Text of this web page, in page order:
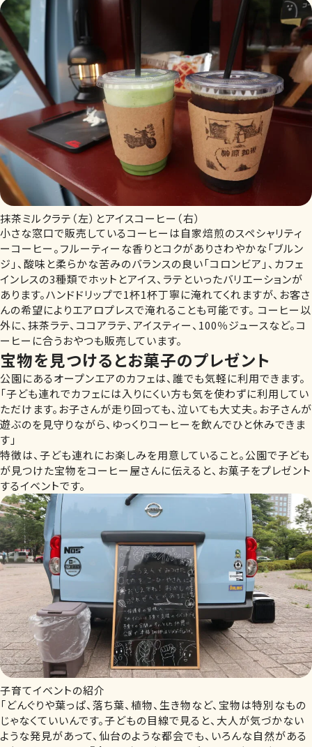
抹茶ミルクラテ（左）とアイスコーヒー（右）
小さな窓口で販売しているコーヒーは自家焙煎のスペシャリティ
ーコーヒー。フルーティーな香りとコクがありさわやかな「ブルン
ジ」、酸味と柔らかな苦みのバランスの良い「コロンビア」、カフェ
インレスの3種類でホットとアイス、ラテといったバリエーションが
あります。ハンドドリップで1杯1杯丁寧に淹れてくれますが、お客さ
んの希望によりエアロプレスで淹れることも可能です。 コーヒー以
外に、抹茶ラテ、ココアラテ、アイスティー、100％ジュースなど。コ
ーヒーに合うおやつも販売しています。
宝物を見つけるとお菓子のプレゼント
公園にあるオープンエアのカフェは、誰でも気軽に利用できます。
「子ども連れでカフェには入りにくい方も気を使わずに利用してい
ただけます。お子さんが走り回っても、泣いても大丈夫。お子さんが
遊ぶのを見守りながら、ゆっくりコーヒーを飲んでひと休みできま
す」
特徴は、子ども連れにお楽しみを用意していること。公園で子ども
が見つけた宝物をコーヒー屋さんに伝えると、お菓子をプレゼント
するイベントです。
子育てイベントの紹介
「どんぐりや葉っぱ、落ち葉、植物、生き物など、宝物は特別なもの
じゃなくていいんです。子どもの目線で見ると、大人が気づかない
ような発見があって、仙台のような都会でも、いろんな自然がある